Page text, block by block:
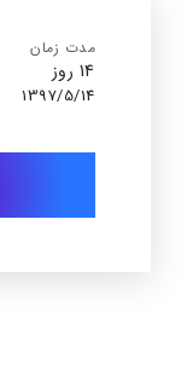
مدت زمان
1397/5/14